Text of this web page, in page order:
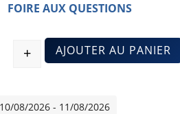
FOIRE AUX QUESTIONS
+ AJOUTER AU PANIER
08/2026 - 11/08/2026